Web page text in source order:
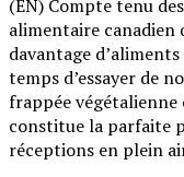
(EN) Compte tenu
alimentaire canadien
davantage
temps d’essayer de
frappée végétalienne
constitue la parfaite
réceptions en plein